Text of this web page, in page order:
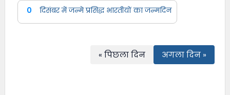
0 दिसंबर में जन्मे प्रसिद्ध भारतीयों का जन्मदिन
« पिछला दिन अगला दिन »